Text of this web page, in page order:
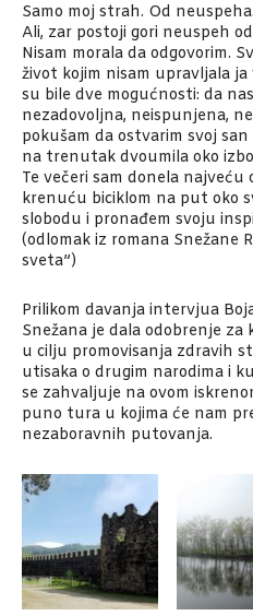
Samo moj strah. Od
Ali, zar postoji gori neuspeh
Nisam morala da odgovorim.
život kojim nisam upravljala
su bile dve mogućnosti: da
nezadovoljna, neispunjena,
pokušam da ostvarim svoj
na trenutak dvoumila oko
Te večeri sam donela
krenuću biciklom na put oko
slobodu i pronađem svoju
(odlomak iz romana Snežane
sveta”)
Prilikom davanja intervjua
Snežana je dala odobrenje
u cilju promovisanja zdravih
utisaka o drugim narodima i
se zahvaljuje na ovom
puno tura u kojima će nam
nezaboravnih putovanja.